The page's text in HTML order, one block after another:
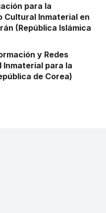
para la
Cultural Inmaterial en
(República Islámica
y Redes
Inmaterial para la
de Corea)